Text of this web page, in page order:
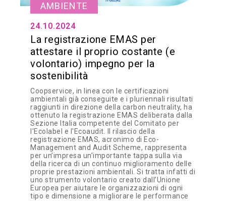
AMBIENTE
24.10.2024
La registrazione EMAS per
attestare il proprio costante (e
volontario) impegno per la
sostenibilità
Coopservice, in linea con le certificazioni
ambientali già conseguite e i pluriennali risultati
raggiunti in direzione della carbon neutrality, ha
ottenuto la registrazione EMAS deliberata dalla
Sezione Italia competente del Comitato per
l'Ecolabel e l'Ecoaudit. Il rilascio della
registrazione EMAS, acronimo di Eco-
Management and Audit Scheme, rappresenta
per un’impresa un’importante tappa sulla via
della ricerca di un continuo miglioramento delle
proprie prestazioni ambientali. Si tratta infatti di
uno strumento volontario creato dall’Unione
Europea per aiutare le organizzazioni di ogni
tipo e dimensione a migliorare le performance